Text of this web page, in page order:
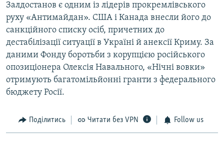
Залдостанов є одним із лідерів прокремлівського
руху «Антимайдан». США і Канада внесли його до
санкційного списку осіб, причетних до
дестабілізації ситуації в Україні й анексії Криму. За
даними Фонду боротьби з корупцією російського
опозиціонера Олексія Навального, «Нічні вовки»
отримують багатомільйонні гранти з федерального
бюджету Росії.
Поділитись Читати без VPN Follow us